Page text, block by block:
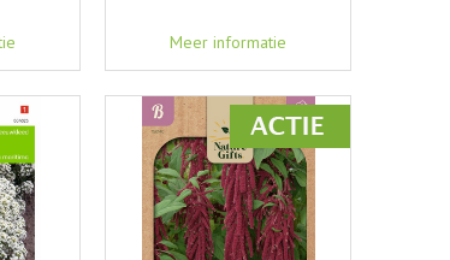
Meer informatie